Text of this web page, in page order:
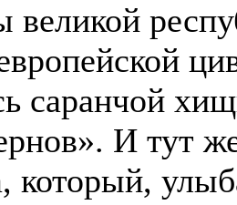
великой
саранчой
И тут
который,